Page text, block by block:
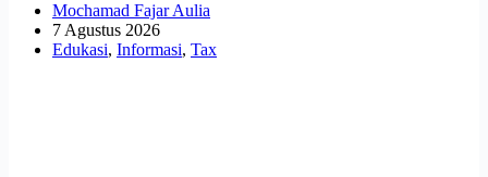
Mochamad Fajar Aulia
7 Agustus 2026
Edukasi, Informasi, Tax